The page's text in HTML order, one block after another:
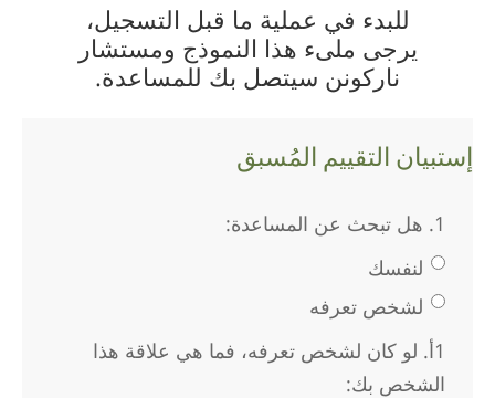
Magyar
Italiano
日本語 (Japanese)
Ukrainian
للبدء في عملية ما قبل التسجيل،
يرجى ملىء هذا النموذج ومستشار
ناركونن سيتصل بك للمساعدة.
إستبيان التقييم المُسبق
1. هل تبحث عن المساعدة:
لنفسك
لشخص تعرفه
1أ. لو كان لشخص تعرفه، فما هي علاقة هذا
الشخص بك: